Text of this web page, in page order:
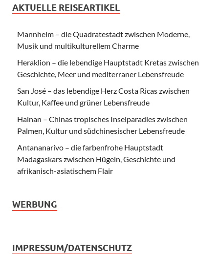
AKTUELLE REISEARTIKEL
Mannheim – die Quadratestadt zwischen Moderne,
Musik und multikulturellem Charme
Heraklion – die lebendige Hauptstadt Kretas zwischen
Geschichte, Meer und mediterraner Lebensfreude
San José – das lebendige Herz Costa Ricas zwischen
Kultur, Kaffee und grüner Lebensfreude
Hainan – Chinas tropisches Inselparadies zwischen
Palmen, Kultur und südchinesischer Lebensfreude
Antananarivo – die farbenfrohe Hauptstadt
Madagaskars zwischen Hügeln, Geschichte und
afrikanisch-asiatischem Flair
WERBUNG
IMPRESSUM/DATENSCHUTZ